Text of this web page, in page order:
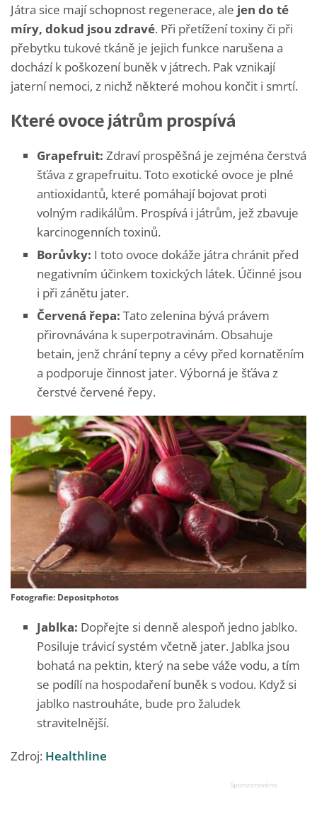
Játra sice mají schopnost regenerace, ale jen do té
míry, dokud jsou zdravé. Při přetížení toxiny či při
přebytku tukové tkáně je jejich funkce narušena a
dochází k poškození buněk v játrech. Pak vznikají
jaterní nemoci, z nichž některé mohou končit i smrtí.
Které ovoce játrům prospívá
Grapefruit: Zdraví prospěšná je zejména čerstvá
šťáva z grapefruitu. Toto exotické ovoce je plné
antioxidantů, které pomáhají bojovat proti
volným radikálům. Prospívá i játrům, jež zbavuje
karcinogenních toxinů.
Borůvky: I toto ovoce dokáže játra chránit před
negativním účinkem toxických látek. Účinné jsou
i při zánětu jater.
Červená řepa: Tato zelenina bývá právem
přirovnávána k superpotravinám. Obsahuje
betain, jenž chrání tepny a cévy před kornatěním
a podporuje činnost jater. Výborná je šťáva z
čerstvé červené řepy.
Fotografie: Depositphotos
Jablka: Dopřejte si denně alespoň jedno jablko.
Posiluje trávicí systém včetně jater. Jablka jsou
bohatá na pektin, který na sebe váže vodu, a tím
se podílí na hospodaření buněk s vodou. Když si
jablko nastrouháte, bude pro žaludek
stravitelnější.
Zdroj: Healthline